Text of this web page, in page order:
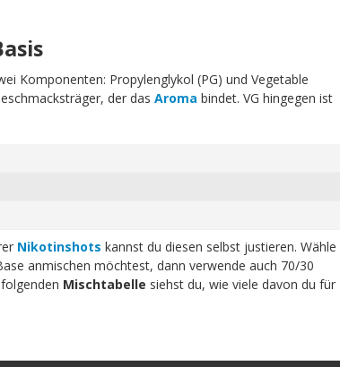
Komponenten: Propylenglykol (PG) und Vegetable
der das Aroma bindet. VG hingegen ist
Nikotinshots kannst du diesen selbst justieren. Wähle
anmischen möchtest, dann verwende auch 70/30
Mischtabelle siehst du, wie viele davon du für